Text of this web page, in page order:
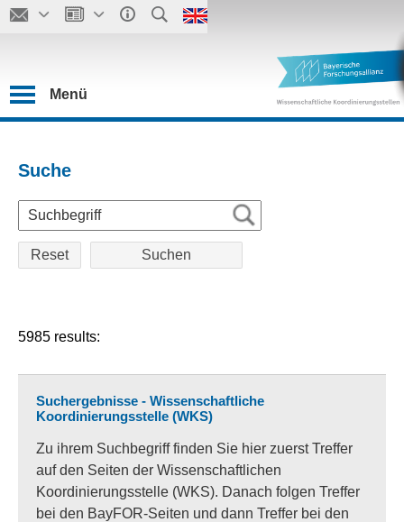
Menü
Suche
Reset
5985 results:
Suchergebnisse - Wissenschaftliche
Koordinierungsstelle (WKS)
Zu ihrem Suchbegriff finden Sie hier zuerst Treffer
auf den Seiten der Wissenschaftlichen
Koordinierungsstelle (WKS). Danach folgen Treffer
bei den BayFOR-Seiten und dann Treffer bei den